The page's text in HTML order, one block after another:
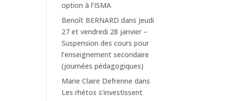
option à l’ISMA
Benoît BERNARD dans Jeudi
27 et vendredi 28 janvier –
Suspension des cours pour
l’enseignement secondaire
(journées pédagogiques)
Marie Claire Defrenne dans
Les rhétos s’investissent